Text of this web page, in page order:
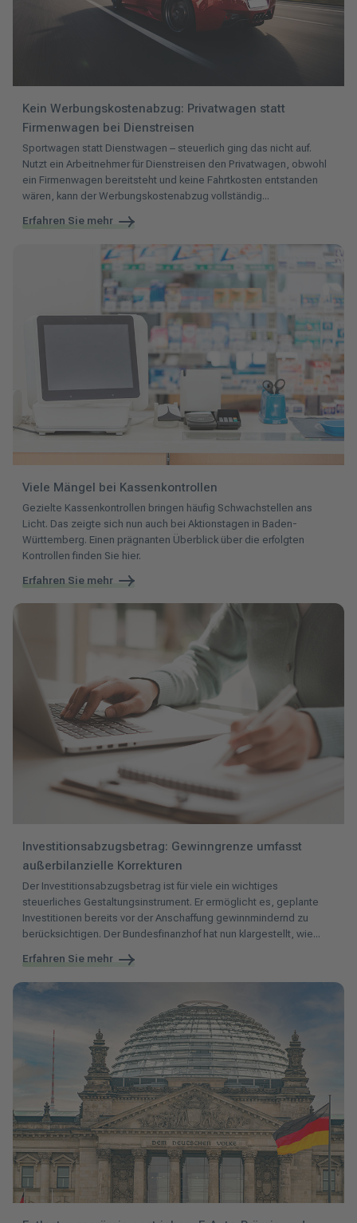
Kein Werbungskostenabzug: Privatwagen statt
Firmenwagen bei Dienstreisen
Sportwagen statt Dienstwagen – steuerlich ging das nicht auf.
Nutzt ein Arbeitnehmer für Dienstreisen den Privatwagen, obwohl
ein Firmenwagen bereitsteht und keine Fahrtkosten entstanden
wären, kann der Werbungskostenabzug vollständig...
Erfahren Sie mehr
Viele Mängel bei Kassenkontrollen
Gezielte Kassenkontrollen bringen häufig Schwachstellen ans
Licht. Das zeigte sich nun auch bei Aktionstagen in Baden-
Württemberg. Einen prägnanten Überblick über die erfolgten
Kontrollen finden Sie hier.
Erfahren Sie mehr
Investitionsabzugsbetrag: Gewinngrenze umfasst
außerbilanzielle Korrekturen
Der Investitionsabzugsbetrag ist für viele ein wichtiges
steuerliches Gestaltungsinstrument. Er ermöglicht es, geplante
Investitionen bereits vor der Anschaffung gewinnmindernd zu
berücksichtigen. Der Bundesfinanzhof hat nun klargestellt, wie...
Erfahren Sie mehr